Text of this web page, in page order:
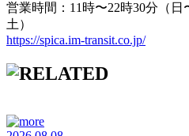
営業時間：11時〜22時30分（日
土）
https://spica.im-transit.co.jp/